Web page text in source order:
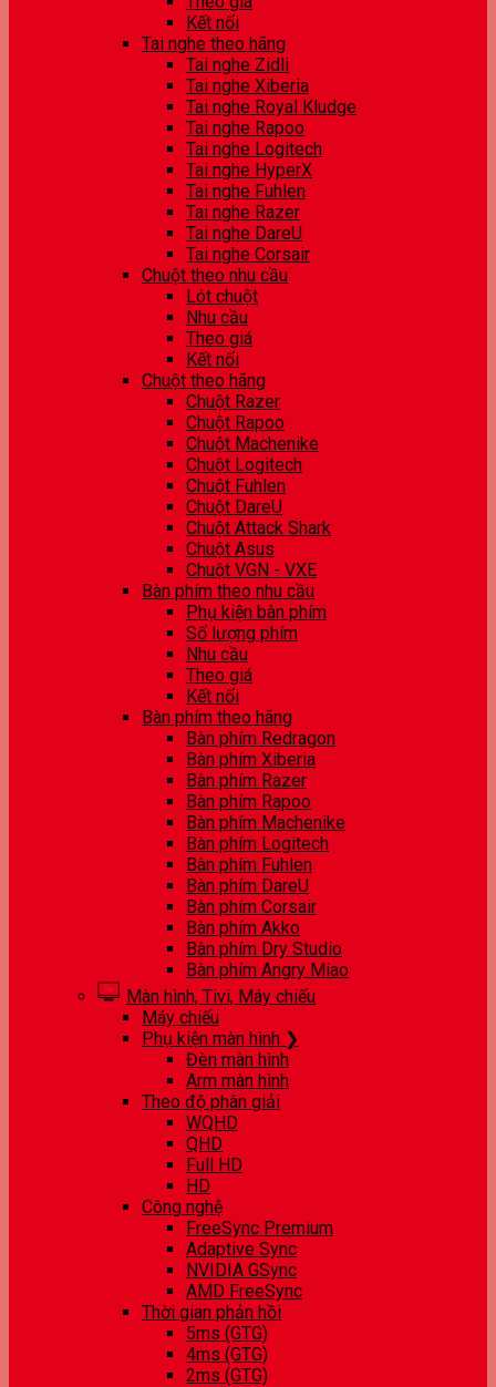
Kết nối
Tai nghe theo hãng
Tai nghe Zidli
Tai nghe Xiberia
Tai nghe Royal Kludge
Tai nghe Rapoo
Tai nghe Logitech
Tai nghe HyperX
Tai nghe Fuhlen
Tai nghe Razer
Tai nghe DareU
Tai nghe Corsair
Chuột theo nhu cầu
Lót chuột
Nhu cầu
Theo giá
Kết nối
Chuột theo hãng
Chuột Razer
Chuột Rapoo
Chuột Machenike
Chuột Logitech
Chuột Fuhlen
Chuột DareU
Chuột Attack Shark
Chuột Asus
Chuột VGN - VXE
Bàn phím theo nhu cầu
Phụ kiện bàn phím
Số lượng phím
Nhu cầu
Theo giá
Kết nối
Bàn phím theo hãng
Bàn phím Redragon
Bàn phím Xiberia
Bàn phím Razer
Bàn phím Rapoo
Bàn phím Machenike
Bàn phím Logitech
Bàn phím Fuhlen
Bàn phím DareU
Bàn phím Corsair
Bàn phím Akko
Bàn phím Dry Studio
Bàn phím Angry Miao
Màn hình, Tivi, Máy chiếu
Máy chiếu
Phụ kiện màn hình ❯
Đèn màn hình
Arm màn hình
Theo độ phân giải
WQHD
QHD
Full HD
HD
Công nghệ
FreeSync Premium
Adaptive Sync
NVIDIA GSync
AMD FreeSync
Thời gian phản hồi
5ms (GTG)
4ms (GTG)
2ms (GTG)